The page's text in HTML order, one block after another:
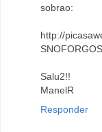
sobrao:
http://
Salu2!!
ManelR
Responder